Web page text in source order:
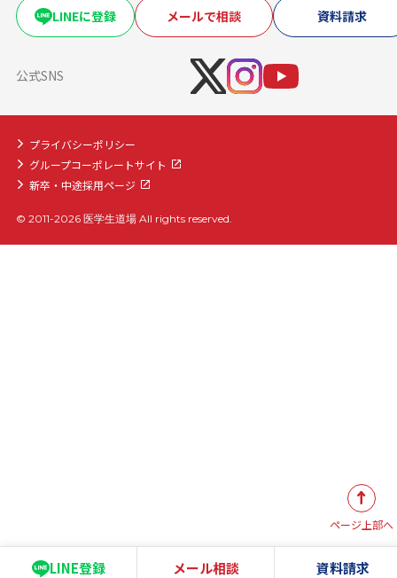
ページ上部へ
海外医学部コース
医学部入学前生物学準備コース
医学部入学前物理学準備コース
LINEに登録 メールで相談 資料請求
公式SNS
プライバシーポリシー
グループコーポレートサイト
新卒・中途採用ページ
© 2011-2026 医学生道場 All rights reserved.
LINE登録 メール相談 資料請求